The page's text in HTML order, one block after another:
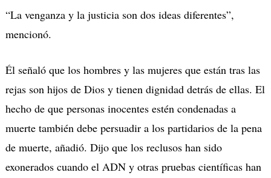
“La venganza y la justicia son dos ideas diferentes”,
mencionó.
Él señaló que los hombres y las mujeres que están tras las
rejas son hijos de Dios y tienen dignidad detrás de ellas. El
hecho de que personas inocentes estén condenadas a
muerte también debe persuadir a los partidarios de la pena
de muerte, añadió. Dijo que los reclusos han sido
exonerados cuando el ADN y otras pruebas científicas han